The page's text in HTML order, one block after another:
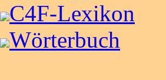
C4F-Lexikon
Wörterbuch